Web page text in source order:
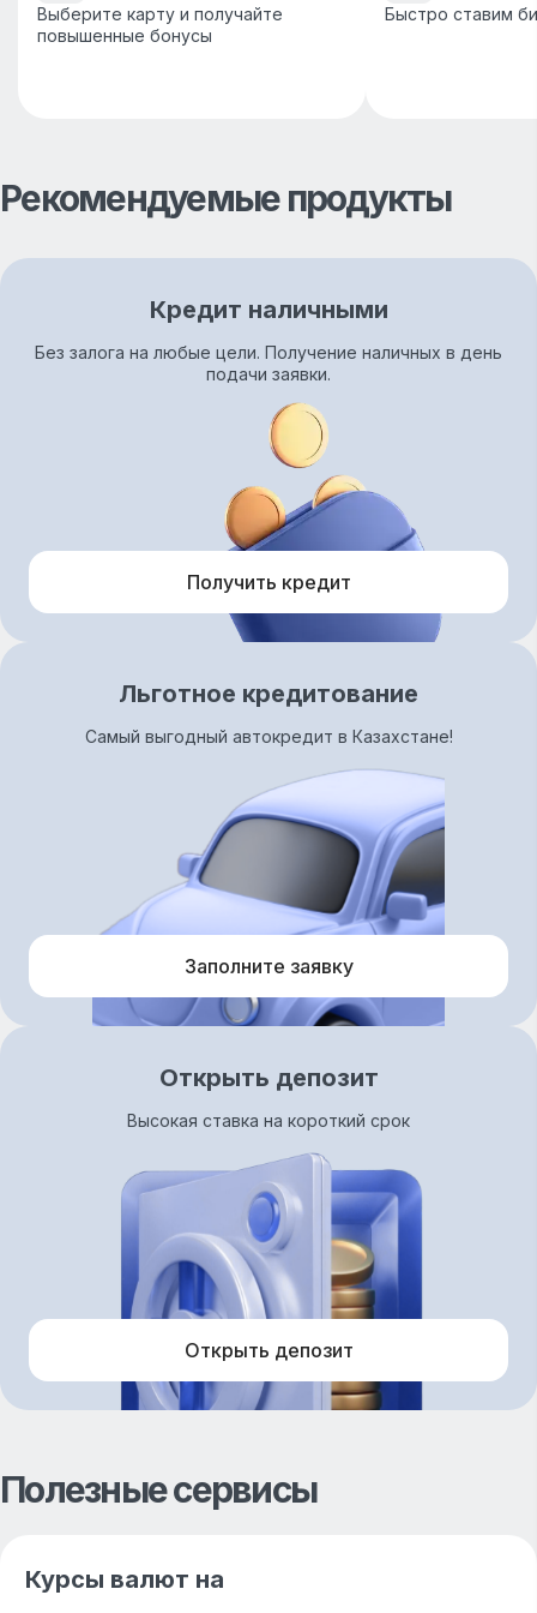
Выберите карту и получайте
повышенные бонусы
Быстро ставим
Рекомендуемые продукты
Кредит наличными
Без залога на любые цели. Получение наличных в день
подачи заявки.
Получить кредит
Льготное кредитование
Самый выгодный автокредит в Казахстане!
Заполните заявку
Открыть депозит
Высокая ставка на короткий срок
Открыть депозит
Полезные сервисы
Курсы валют на